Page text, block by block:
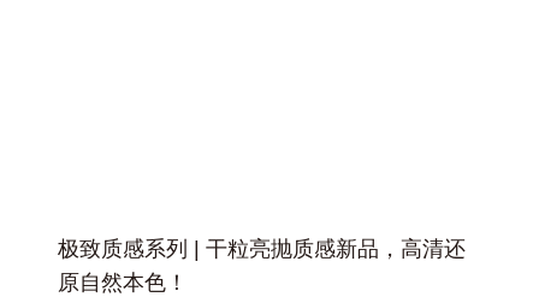
极致质感系列 | 干粒亮抛质感新品，高清还
原自然本色！